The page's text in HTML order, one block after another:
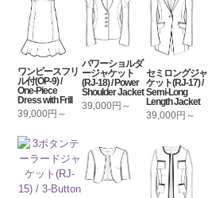
ワンピースフリ
ル付(OP-9) /
One-Piece
Dress with Frill
39,000円～
パワーショルダ
ージャケット
(RJ-18) / Power
Shoulder Jacket
39,000円～
セミロングジャ
ケット(RJ-17) /
Semi-Long
Length Jacket
39,000円～